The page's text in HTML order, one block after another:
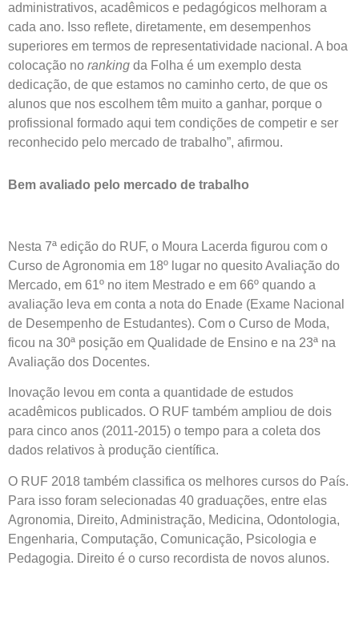
administrativos, acadêmicos e pedagógicos melhoram a
cada ano. Isso reflete, diretamente, em desempenhos
superiores em termos de representatividade nacional. A boa
colocação no ranking da Folha é um exemplo desta
dedicação, de que estamos no caminho certo, de que os
alunos que nos escolhem têm muito a ganhar, porque o
profissional formado aqui tem condições de competir e ser
reconhecido pelo mercado de trabalho”, afirmou.
Bem avaliado pelo mercado de trabalho
Nesta 7ª edição do RUF, o Moura Lacerda figurou com o
Curso de Agronomia em 18º lugar no quesito Avaliação do
Mercado, em 61º no item Mestrado e em 66º quando a
avaliação leva em conta a nota do Enade (Exame Nacional
de Desempenho de Estudantes). Com o Curso de Moda,
ficou na 30ª posição em Qualidade de Ensino e na 23ª na
Avaliação dos Docentes.
Inovação levou em conta a quantidade de estudos
acadêmicos publicados. O RUF também ampliou de dois
para cinco anos (2011-2015) o tempo para a coleta dos
dados relativos à produção científica.
O RUF 2018 também classifica os melhores cursos do País.
Para isso foram selecionadas 40 graduações, entre elas
Agronomia, Direito, Administração, Medicina, Odontologia,
Engenharia, Computação, Comunicação, Psicologia e
Pedagogia. Direito é o curso recordista de novos alunos.